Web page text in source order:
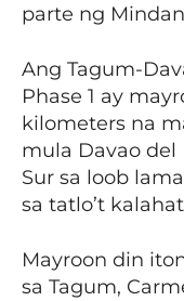
parte ng
Ang Tagum-
Phase 1 ay
kilometers na
mula Davao del
Sur sa loob
sa tatlo’t
Mayroon din
sa Tagum,